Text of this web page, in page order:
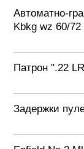
Автоматно-
Kbkg wz 60/72
Патрон ".22
Задержки